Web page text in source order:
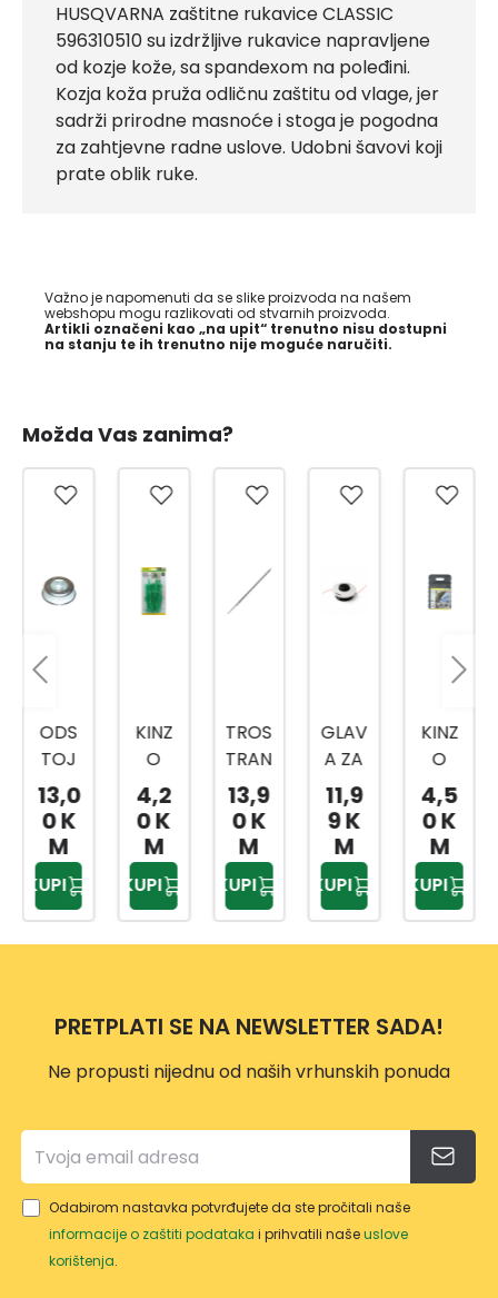
HUSQVARNA zaštitne rukavice CLASSIC
596310510 su izdržljive rukavice napravljene
od kozje kože, sa spandexom na poleđini.
Kozja koža pruža odličnu zaštitu od vlage, jer
sadrži prirodne masnoće i stoga je pogodna
za zahtjevne radne uslove. Udobni šavovi koji
prate oblik ruke.
Važno je napomenuti da se slike proizvoda na našem
webshopu mogu razlikovati od stvarnih proizvoda.
Artikli označeni kao „na upit“ trenutno nisu dostupni
na stanju te ih trenutno nije moguće naručiti.
Možda Vas zanima?
ODS
TOJ
NI
TANJ
UR
13,0
0 K
M
KUPI
KINZ
O
VRTN
E
VEZI
CE
20/1
4,2
0 K
M
KUPI
TROS
TRAN
A
TURP
IJA
ZA
OŠTR
ENJE
13,9
0 K
M
KUPI
GLAV
A ZA
TRIM
ER
VP118
7
11,9
9 K
M
KUPI
KINZ
O
PODL
OGA
ZA
KOLJ
ENA
4,5
0 K
M
KUPI
PRETPLATI SE NA NEWSLETTER SADA!
Ne propusti nijednu od naših vrhunskih ponuda
Odabirom nastavka potvrđujete da ste pročitali naše
informacije o zaštiti podataka i prihvatili našeuslove
korištenja.